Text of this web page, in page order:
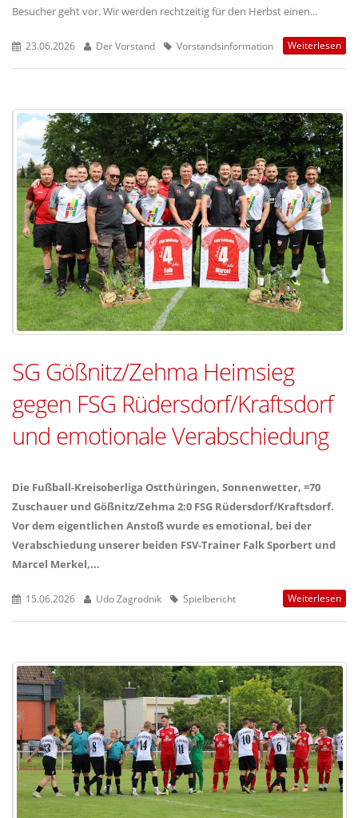
Besucher geht vor. Wir werden rechtzeitig für den Herbst einen...
23.06.2026 Der Vorstand Vorstandsinformation Weiterlesen
SG Gößnitz/Zehma Heimsieg
gegen FSG Rüdersdorf/Kraftsdorf
und emotionale Verabschiedung
Die Fußball-Kreisoberliga Ostthüringen, Sonnenwetter, =70
Zuschauer und Gößnitz/Zehma 2:0 FSG Rüdersdorf/Kraftsdorf.
Vor dem eigentlichen Anstoß wurde es emotional, bei der
Verabschiedung unserer beiden FSV-Trainer Falk Sporbert und
Marcel Merkel,...
15.06.2026 Udo Zagrodnik Spielbericht Weiterlesen